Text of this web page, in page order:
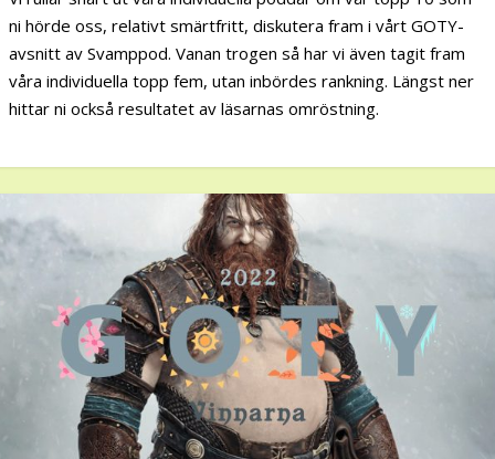
ni hörde oss, relativt smärtfritt, diskutera fram i vårt GOTY-
avsnitt av Svamppod. Vanan trogen så har vi även tagit fram
våra individuella topp fem, utan inbördes rankning. Längst ner
hittar ni också resultatet av läsarnas omröstning.